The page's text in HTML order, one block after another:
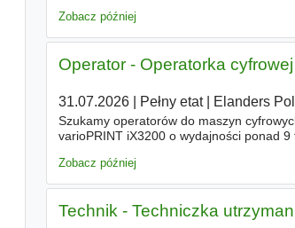
Zobacz później
Operator - Operatorka
31.07.2026| Pełny etat| Elanders
Szukamy operatorów do maszyn
varioPRINT iX3200 o wydajności ponad
Zobacz później
Technik - Techniczka